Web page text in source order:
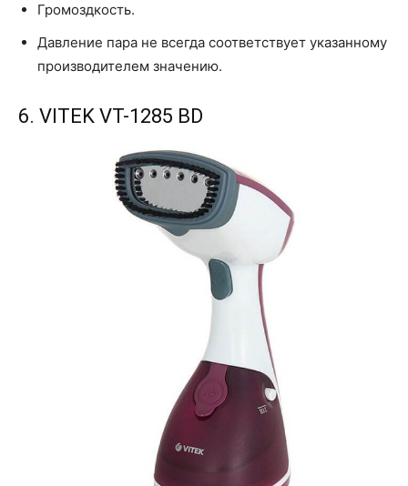
Громоздкость.
Давление пара не всегда соответствует указанному
производителем значению.
6. VITEK VT-1285 BD